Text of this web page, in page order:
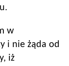
w
i nie żąda od
iż